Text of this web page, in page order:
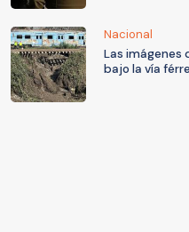
Nacional
Las imágenes
bajo la vía